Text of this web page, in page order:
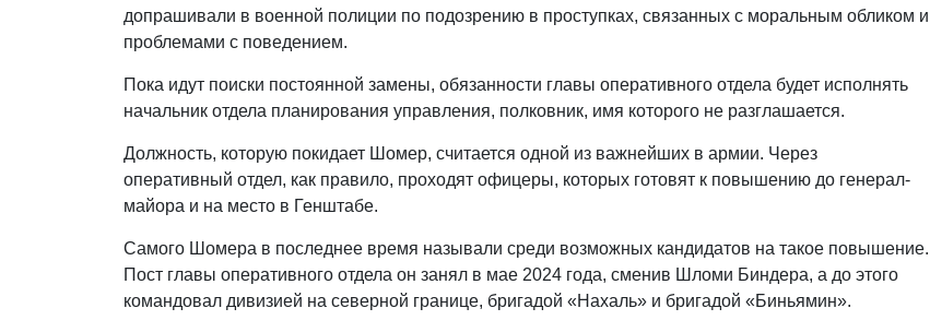
допрашивали в военной полиции по подозрению в проступках, связанных с моральным обликом и
проблемами с поведением.
Пока идут поиски постоянной замены, обязанности главы оперативного отдела будет исполнять
начальник отдела планирования управления, полковник, имя которого не разглашается.
Должность, которую покидает Шомер, считается одной из важнейших в армии. Через
оперативный отдел, как правило, проходят офицеры, которых готовят к повышению до генерал-
майора и на место в Генштабе.
Самого Шомера в последнее время называли среди возможных кандидатов на такое повышение.
Пост главы оперативного отдела он занял в мае 2024 года, сменив Шломи Биндера, а до этого
командовал дивизией на северной границе, бригадой «Нахаль» и бригадой «Биньямин».